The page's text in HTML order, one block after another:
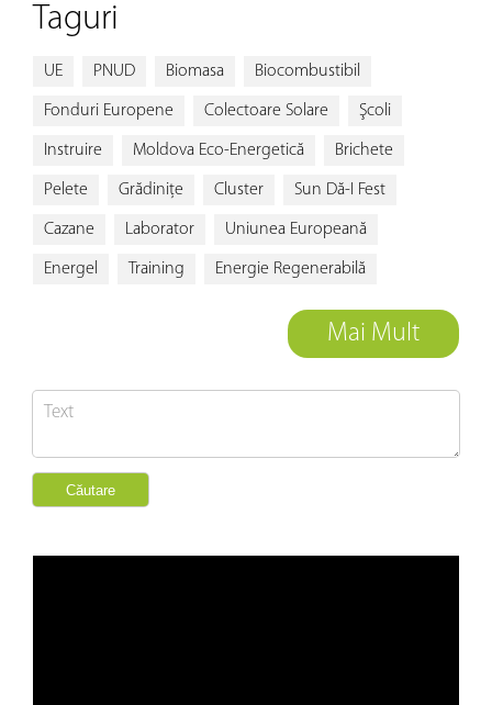
Taguri
UE PNUD Biomasa Biocombustibil
Fonduri Europene Colectoare Solare Şcoli
Instruire Moldova Eco-Energetică Brichete
Pelete Grădiniţe Cluster Sun Dă-I Fest
Cazane Laborator Uniunea Europeană
Energel Training Energie Regenerabilă
Mai Mult